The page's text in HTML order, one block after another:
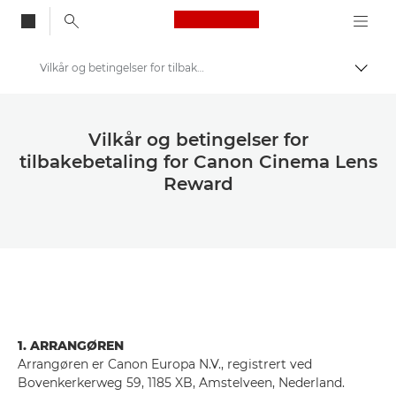
Canon Logo, back
Canon tilbakebetaling | Tilbud | Tilbud
Tilbakebetalingstilbud for Canon Cinema-objektiv – Få en belønning på kompatible objektiver
Vilkår og betingelser for tilbakebetaling for Canon Cinema Lens
Vilkår og betingelser for
tilbakebetaling for Canon Cinema Lens
Reward
1. ARRANGØREN
Arrangøren er Canon Europa N.V., registrert ved
Bovenkerkerweg 59, 1185 XB, Amstelveen, Nederland.